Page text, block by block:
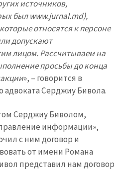
источников,
был www.jurnal.md),
относятся к персоне
допускают
лицом. Рассчитываем на
просьбы до конца
», – говорится в
Серджиу Бивола.
Серджиу Биволом,
информации»,
с ним договор и
от имени Романа
представил нам договор